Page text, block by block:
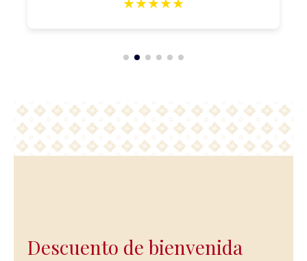
Descuento de bienvenida